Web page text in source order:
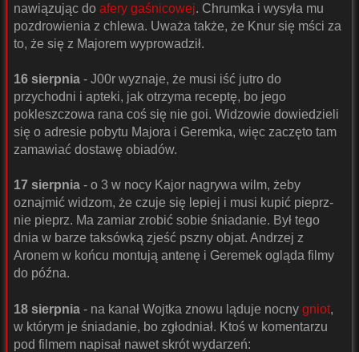
nawiązując do afery gaśnicowej. Chrumka i wysyła mu
pozdrowienia z chlewa. Uważa także, że Knur się mści za
to, że się z Majorem wyprowadził.
16 sierpnia - J00r wyznaje, że musi iść jutro do
przychodni i apteki, jak otrzyma receptę, bo jego
pokleszczowa rana coś się nie goi. Widzowie dowiedzieli
się o adresie pobytu Majora i Geremka, więc zaczęto tam
zamawiać dostawę obiadów.
17 sierpnia - o 3 w nocy Kajor nagrywa wilm, żeby
oznajmić widzom, że czuje się lepiej i musi kupić pieprz-
nie pieprz. Ma zamiar zrobić sobie śniadanie. Był tego
dnia w barze taksówką zjeść pszny objat. Andrzej z
Aronem w końcu montują antenę i Geremek ogląda filmy
do późna.
18 sierpnia - na kanał Wojtka znowu ląduje nocny gniot,
w którym je śniadanie, bo zgłodniał. Ktoś w komentarzu
pod filmem napisał nawet skrót wydarzeń: